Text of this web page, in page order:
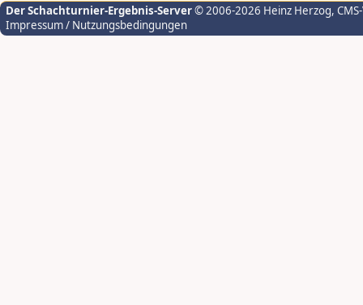
Der Schachturnier-Ergebnis-Server© 2006-2026 Heinz Herzog,
Impressum / Nutzungsbedingungen